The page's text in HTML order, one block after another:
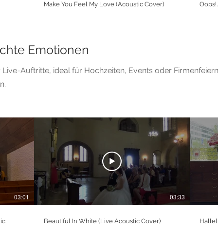
Make You Feel My Love (Acoustic Cover)
Emotionen
Auftritte, ideal für Hochzeiten, Events oder
03:01 03:33
Beautiful In White (Live Acoustic Cover)